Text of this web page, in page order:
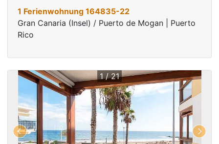
1 Ferienwohnung 164835-22
Gran Canaria (Insel) / Puerto de Mogan | Puerto
Rico
1 / 21